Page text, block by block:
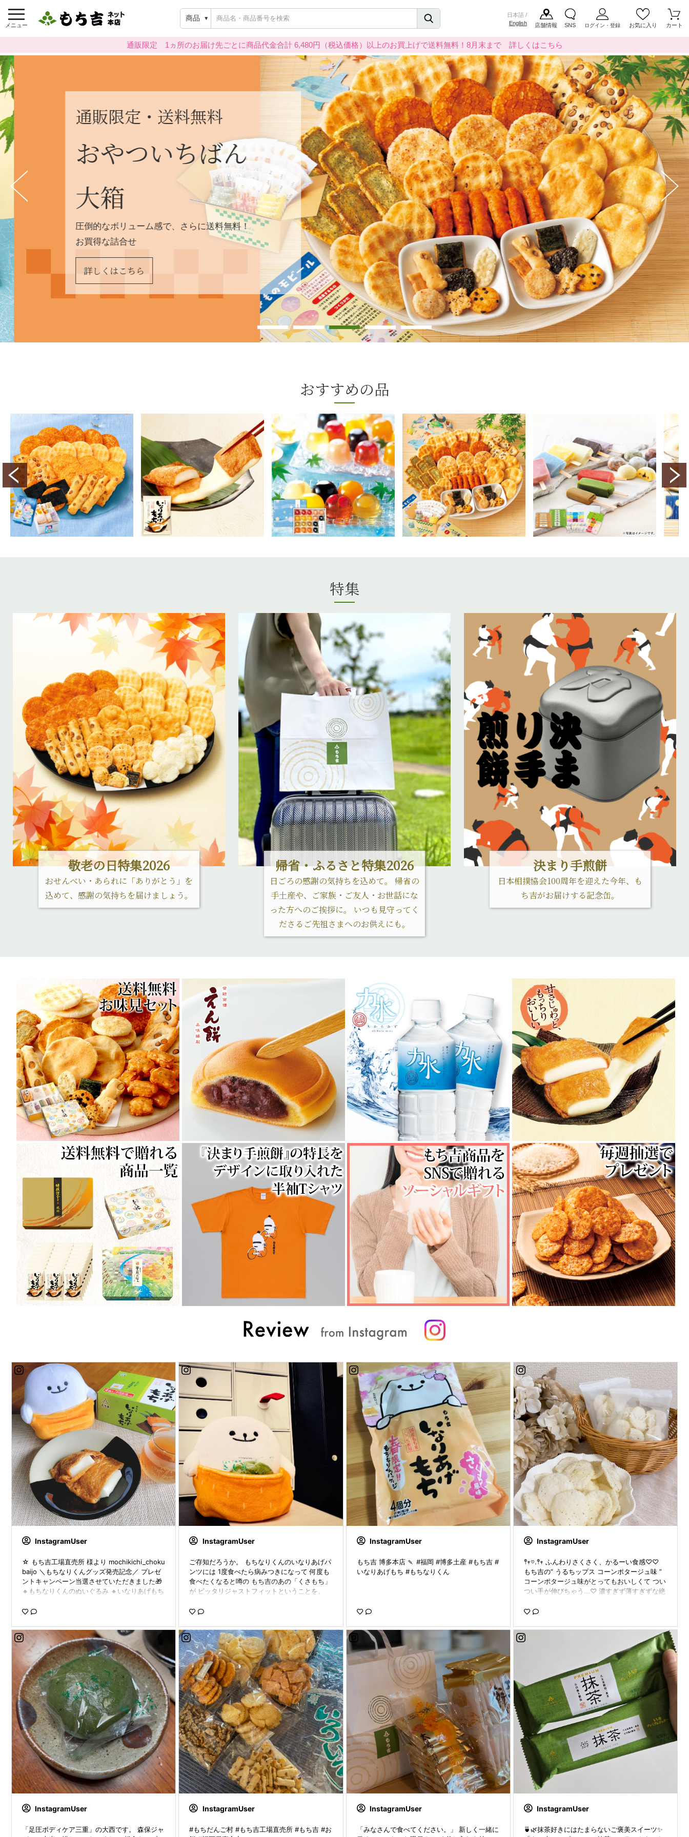
メニュー
商品
日本語 /
English
店舗情報 SNS ログイン・登録 お気に入り カート
通販限定 1ヵ所のお届け先ごとに商品代金合計 6,480円（税込価格）以上のお買上げで送料無料！8月末まで 詳しくはこちら
通販限定・送料無料
おやついちばん
大箱
圧倒的なボリューム感で、さらに送料無料！
お買得な詰合せ
詳しくはこちら
おすすめの品
2,500 450 4,100 2,800 7,400
特集
敬老の日特集2026
おせんべい・あられに「ありがとう」を
込めて、感謝の気持ちを届けましょう。
帰省・ふるさと特集2026
日ごろの感謝の気持ちを込めて。 帰省の
手土産や、ご家族・ご友人・お世話にな
った方へのご挨拶に。 いつも見守ってく
ださるご先祖さまへのお供えにも。
決まり手煎餅
日本相撲協会100周年を迎えた今年、も
ち吉がお届けする記念缶。
InstagramUser
☆ もち吉工場直売所 様より mochikichi_choku
baijo ＼もちなりくんグッズ発売記念／ プレゼ
ントキャンペーン当選させていただきました🎁
🔸もちなりくんのぬいぐるみ 🔸いなりあげもち
きるよ😆 触り心地もモチっとしてて気持ちいい
げさんにじゅわ〜っと甘じょっぱい味が染み込
んでいて お餅と最高の組み合わせで美味しかっ
たです😋 いなりあげもち大好きでご縁があって
とっても嬉しかったです😊🍀 ありがとうござい
ました✨ ． #もち吉 #いなりあげもち #もちな
りくん #お餅 #当選報告
InstagramUser
ご存知だろうか。 もちなりくんのいなりあげパ
ンツには 1度食べたら病みつきになって 何度も
食べたくなると噂の もち吉のあの「くさもち」
が ピッタリジャストフィットということを。 ⁡
ちなみに私はおしりもちなりくんが1番好きなん
ました。 ⁡ いいの私が推すから。 ⁡ 毎日癒される
もちなりくんなのでした。 草もちは営業Tさん
の差し入れです感謝🙏✨ ⁡ #もち吉 #もちなりく
ん #もち吉の草もち #もち吉もぐもぐ ⁡
InstagramUser
もち吉 博多本店 🍡 #福岡 #博多土産 #もち吉 #
いなりあげもち #もちなりくん
InstagramUser
𖤣𖥧𖡼.𖤣𖥧 ふんわりさくさく、かるーい食感♡♡
もち吉の“ うるちップス コーンポタージュ味 ”
コーンポタージュ味がとってもおいしくて つい
つい手が伸びちゃう...♡ 濃すぎず薄すぎずな絶
みつきになること間違いなしだよ🥹 息子もだい
した👦🏻🤍 見つかると全部食べられちゃう勢い
なので 今は隠してあります🤣 (家族みんな大好
きで取り合いになりそう♡) 家族みんなで楽し
めるうるチップス🌽 気になる方はぜひ試してみ
てね ✓ ⋆┈┈┈┈┈┈┈┈┈┈┈┈┈┈┈┈┈
┈┈⋆ うるちップス コーンポタージュ味 𓂃❁⃘
⌇ mochidangomura sama ⋆┈┈┈┈┈┈┈┈┈┈┈┈┈┈
┈┈┈┈┈⋆ #PR #もち吉 #おやつはもち吉 #mochi
kichi #monipla 赤ちゃんのいる暮らし赤ちゃん
のいる生活
InstagramUser
「足圧ボディケア三重」の大西です。 森保ジャ
InstagramUser
#もちだんご村 #もち吉工場直売所 #もち吉 #お
InstagramUser
「みなさんで食べてください。」 新しく一緒に
InstagramUser
🍵🌿抹茶好きにはたまらないご褒美スイーツ✨